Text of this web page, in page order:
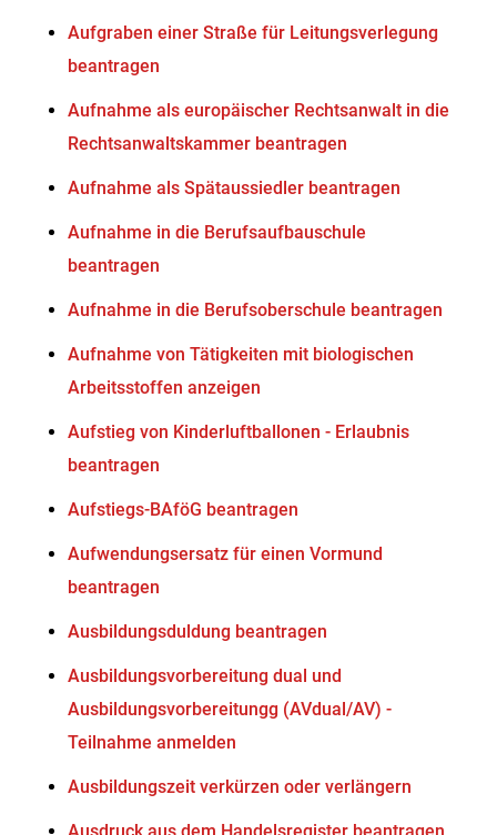
Aufgraben einer Straße für Leitungsverlegung
beantragen
Aufnahme als europäischer Rechtsanwalt in die
Rechtsanwaltskammer beantragen
Aufnahme als Spätaussiedler beantragen
Aufnahme in die Berufsaufbauschule
beantragen
Aufnahme in die Berufsoberschule beantragen
Aufnahme von Tätigkeiten mit biologischen
Arbeitsstoffen anzeigen
Aufstieg von Kinderluftballonen - Erlaubnis
beantragen
Aufstiegs-BAföG beantragen
Aufwendungsersatz für einen Vormund
beantragen
Ausbildungsduldung beantragen
Ausbildungsvorbereitung dual und
Ausbildungsvorbereitungg (AVdual/AV) -
Teilnahme anmelden
Ausbildungszeit verkürzen oder verlängern